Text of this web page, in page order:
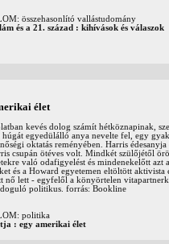
összehasonlító vallástudomány
és a 21. század : kihívások és válaszok
élet
kevés dolog számít hétköznapinak,
húgát egyedülálló anya nevelte fel, egy
oktatás reményében. Harris
csupán ötéves volt. Mindkét szülőjétől
való odafigyelést és mindenekelőtt
és a Howard egyetemen eltöltött
nő lett - egyfelől a könyörtelen
politikus. forrás: Bookline
politika
: egy amerikai élet